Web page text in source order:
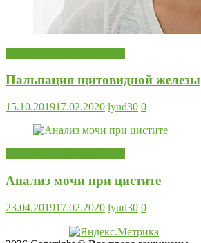
Пальпация щитовидной железы
15.10.201917.02.2020 lyud30 0
Анализ мочи при цистите
23.04.201917.02.2020 lyud30 0